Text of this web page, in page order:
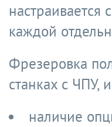
каждой
Фрезеровка
станках с ЧПУ,
наличие